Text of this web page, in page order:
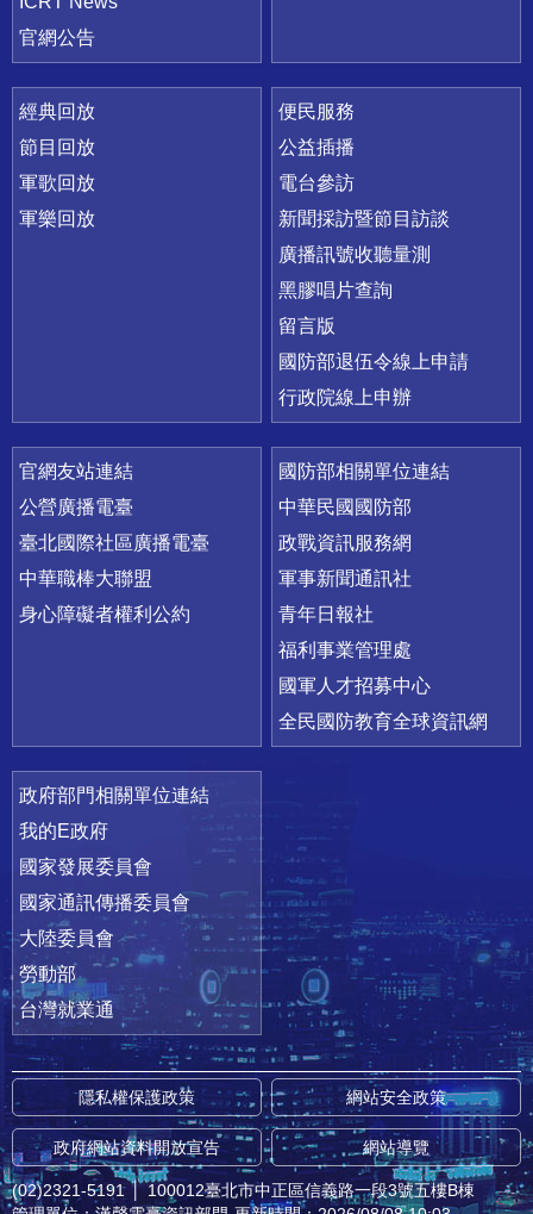
官網公告
經典回放
節目回放
軍歌回放
軍樂回放
便民服務
公益插播
電台參訪
新聞採訪暨節目訪談
廣播訊號收聽量測
黑膠唱片查詢
留言版
國防部退伍令線上申請
行政院線上申辦
官網友站連結
公營廣播電臺
臺北國際社區廣播電臺
中華職棒大聯盟
身心障礙者權利公約
國防部相關單位連結
中華民國國防部
政戰資訊服務網
軍事新聞通訊社
青年日報社
福利事業管理處
國軍人才招募中心
全民國防教育全球資訊網
政府部門相關單位連結
我的E政府
國家發展委員會
國家通訊傳播委員會
大陸委員會
勞動部
台灣就業通
隱私權保護政策 網站安全政策
政府網站資料開放宣告 網站導覽
(02)2321-5191 │ 100012臺北市中正區信義路一段3號五樓B棟